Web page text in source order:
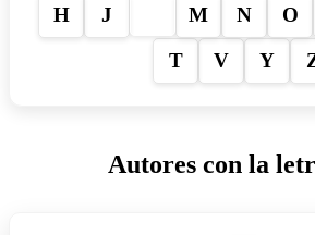
H
J M N O
T
V Y
Autores con la